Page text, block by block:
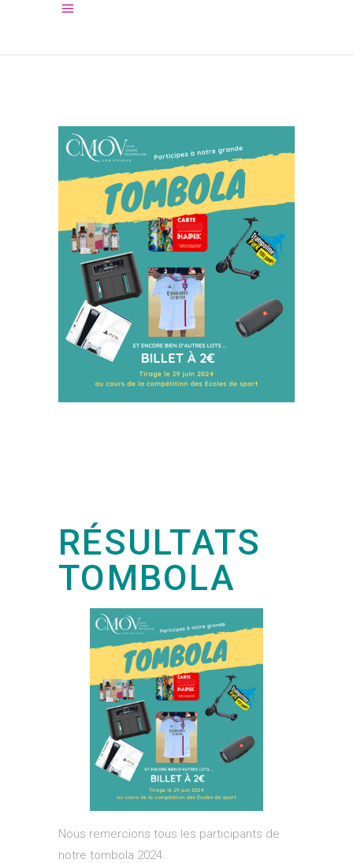
RÉSULTATS
TOMBOLA
Nous remercions tous les participants de
notre tombola 2024.